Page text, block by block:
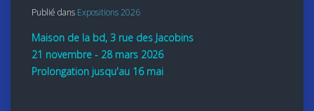
Publié dans Expositions 2026
Maison de la bd, 3 rue des Jacobins
21 novembre - 28 mars 2026
Prolongation jusqu'au 16 mai